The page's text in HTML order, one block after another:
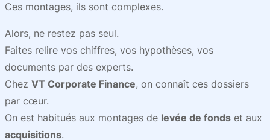
Ces montages, ils sont complexes.
Alors, ne restez pas seul.
Faites relire vos chiffres, vos hypothèses, vos
documents par des experts.
Chez VT Corporate Finance, on connaît ces dossiers
par cœur.
On est habitués aux montages de levée de fonds et aux
acquisitions.